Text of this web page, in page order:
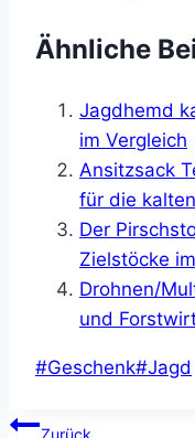
Ähnliche
Jagdhemd
im Vergleich
Ansitzsack
für die
Der
Zielstöcke
Drohnen/
und
Schlagworte:
#Geschenk#Jagd
Zurück